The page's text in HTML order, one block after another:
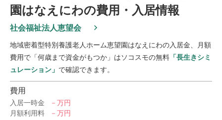
園はなえにわの費用・入居情報
社会福祉法人恵望会
地域密着型特別養護老人ホーム恵望園はなえにわの入居金、月額
費用で「何歳まで資金がもつか」はソコスモの無料 「長生きシミ
ュレーション」 で確認できます。
費用
入居一時金
－万円
月額利用料
－万円